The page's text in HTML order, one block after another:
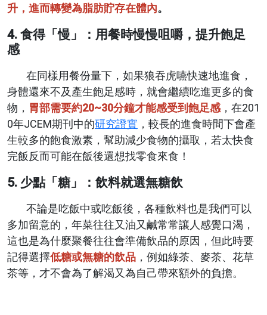
升，進而轉變為脂肪貯存在體內。
4. 食得「慢」：用餐時慢慢咀嚼，提升飽足
感
在同樣用餐份量下，如果狼吞虎嚥快速地進食，
身體還來不及產生飽足感時，就會繼續吃進更多的食
物， 胃部需要約20~30分鐘才能感受到飽足感 ，在201
0年JCEM期刊中的研究證實 ，較長的進食時間下會產
生較多的飽食激素，幫助減少食物的攝取，若太快食
完飯反而可能在飯後還想找零食來食！
5. 少點「糖」：飲料就選無糖飲
不論是吃飯中或吃飯後，各種飲料也是我們可以
多加留意的，年菜往往又油又鹹常常讓人感覺口渴，
這也是為什麼聚餐往往會準備飲品的原因，但此時要
記得選擇低糖或無糖的飲品 ，例如綠茶、麥茶、花草
茶等，才不會為了解渴又為自己帶來額外的負擔。